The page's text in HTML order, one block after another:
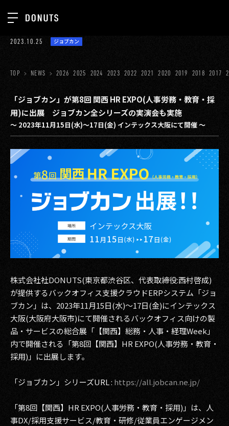
ジョブカン
ゲーム
ミクチャ
医療(CLIUS)
出版メディア
美少女図鑑
イベント
タテドラ
その他事業
2026
2025
2024
2023
2021
2020
TOP
ABOUT
SERVICES
GROUP
RECRUIT
CONTACT
PRIVACY POLICY
2023.10.25 ジョブカン
TOP NEWS 2026 2025 2024 2023 2022 2021 2020 2019 2018 2017
「ジョブカン」が第8回 関西 HR EXPO(人事労務・教育・採
用)に出展 ジョブカン全シリーズの実演会も実施
～ 2023年11月15日(水)～17日(金) インテックス大阪にて開催 ～
株式会社社DONUTS(東京都渋谷区、代表取締役:西村啓成)
が提供するバックオフィス支援クラウドERPシステム「ジョ
ブカン」は、2023年11月15日(水)～17日(金)にインテックス
大阪(大阪府大阪市)にて開催されるバックオフィス向けの製
品・サービスの総合展「【関西】総務・人事・経理Week」
内で開催される「第8回【関西】HR EXPO(人事労務・教育・
採用)」に出展します。
「ジョブカン」シリーズURL : https://all.jobcan.ne.jp/
「第8回【関西】HR EXPO(人事労務・教育・採用)」は、人
事DX/採用支援サービス/教育・研修/従業員エンゲージメン